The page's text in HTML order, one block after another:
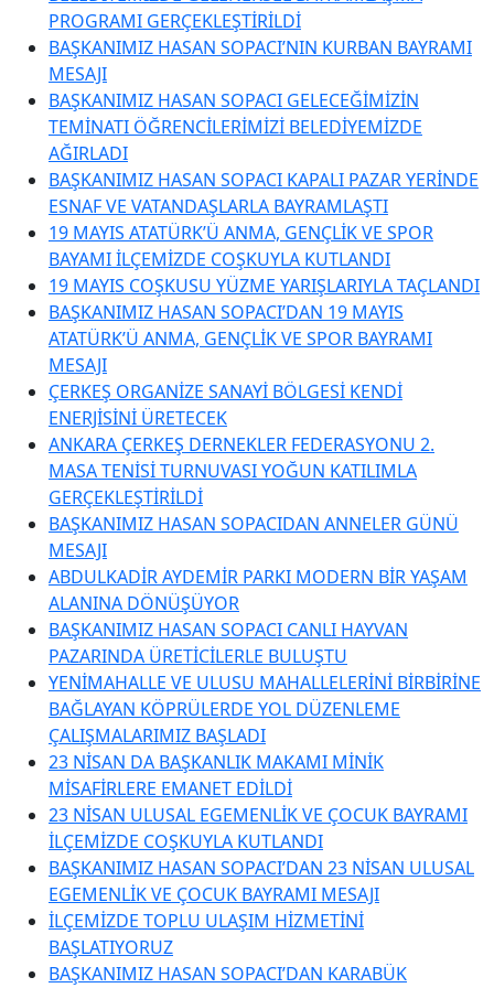
PROGRAMI GERÇEKLEŞTİRİLDİ
BAŞKANIMIZ HASAN SOPACI’NIN KURBAN BAYRAMI
MESAJI
BAŞKANIMIZ HASAN SOPACI GELECEĞİMİZİN
TEMİNATI ÖĞRENCİLERİMİZİ BELEDİYEMİZDE
AĞIRLADI
BAŞKANIMIZ HASAN SOPACI KAPALI PAZAR YERİNDE
ESNAF VE VATANDAŞLARLA BAYRAMLAŞTI
19 MAYIS ATATÜRK’Ü ANMA, GENÇLİK VE SPOR
BAYAMI İLÇEMİZDE COŞKUYLA KUTLANDI
19 MAYIS COŞKUSU YÜZME YARIŞLARIYLA TAÇLANDI
BAŞKANIMIZ HASAN SOPACI’DAN 19 MAYIS
ATATÜRK’Ü ANMA, GENÇLİK VE SPOR BAYRAMI
MESAJI
ÇERKEŞ ORGANİZE SANAYİ BÖLGESİ KENDİ
ENERJİSİNİ ÜRETECEK
ANKARA ÇERKEŞ DERNEKLER FEDERASYONU 2.
MASA TENİSİ TURNUVASI YOĞUN KATILIMLA
GERÇEKLEŞTİRİLDİ
BAŞKANIMIZ HASAN SOPACIDAN ANNELER GÜNÜ
MESAJI
ABDULKADİR AYDEMİR PARKI MODERN BİR YAŞAM
ALANINA DÖNÜŞÜYOR
BAŞKANIMIZ HASAN SOPACI CANLI HAYVAN
PAZARINDA ÜRETİCİLERLE BULUŞTU
YENİMAHALLE VE ULUSU MAHALLELERİNİ BİRBİRİNE
BAĞLAYAN KÖPRÜLERDE YOL DÜZENLEME
ÇALIŞMALARIMIZ BAŞLADI
23 NİSAN DA BAŞKANLIK MAKAMI MİNİK
MİSAFİRLERE EMANET EDİLDİ
23 NİSAN ULUSAL EGEMENLİK VE ÇOCUK BAYRAMI
İLÇEMİZDE COŞKUYLA KUTLANDI
BAŞKANIMIZ HASAN SOPACI’DAN 23 NİSAN ULUSAL
EGEMENLİK VE ÇOCUK BAYRAMI MESAJI
İLÇEMİZDE TOPLU ULAŞIM HİZMETİNİ
BAŞLATIYORUZ
BAŞKANIMIZ HASAN SOPACI’DAN KARABÜK